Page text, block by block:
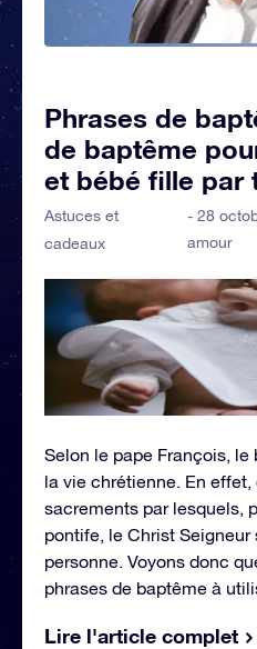
Phrases de
de baptême
et bébé fille par
Astuces et
cadeaux
- 28
amour
Selon le pape François,
la vie chrétienne. En
sacrements par lesquels,
pontife, le Christ
personne. Voyons donc
phrases de baptême à
Lire l'article complet